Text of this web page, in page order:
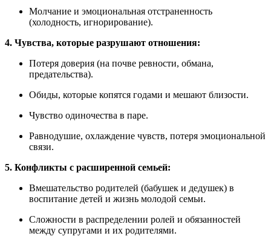
Молчание и эмоциональная отстраненность
(холодность, игнорирование).
4. Чувства, которые разрушают отношения:
Потеря доверия (на почве ревности, обмана,
предательства).
Обиды, которые копятся годами и мешают близости.
Чувство одиночества в паре.
Равнодушие, охлаждение чувств, потеря эмоциональной
связи.
5. Конфликты с расширенной семьей:
Вмешательство родителей (бабушек и дедушек) в
воспитание детей и жизнь молодой семьи.
Сложности в распределении ролей и обязанностей
между супругами и их родителями.